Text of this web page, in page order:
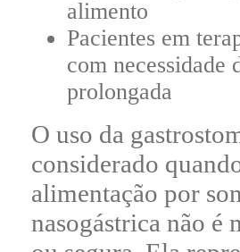
alimento
Pacientes em
com necessidade
prolongada
O uso da
considerado
alimentação por
nasogástrica não é